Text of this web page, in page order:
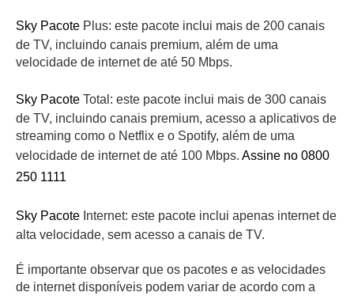
Sky Pacote Plus: este pacote inclui mais de 200 canais
de TV, incluindo canais premium, além de uma
velocidade de internet de até 50 Mbps.
Sky Pacote Total: este pacote inclui mais de 300 canais
de TV, incluindo canais premium, acesso a aplicativos de
streaming como o Netflix e o Spotify, além de uma
velocidade de internet de até 100 Mbps. Assine no 0800
250 1111
Sky Pacote Internet: este pacote inclui apenas internet de
alta velocidade, sem acesso a canais de TV.
É importante observar que os pacotes e as velocidades
de internet disponíveis podem variar de acordo com a